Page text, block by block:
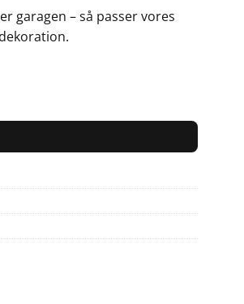
garagen – så passer vores